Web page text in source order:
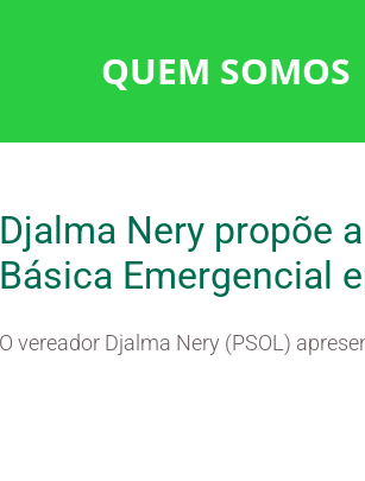
QUEM SOMOS
Djalma Nery propõe
Básica Emergencial
O vereador Djalma Nery (PSOL)